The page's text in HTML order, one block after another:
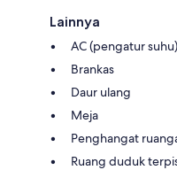
Lainnya
AC (pengatur suhu)
Brankas
Daur ulang
Meja
Penghangat
Ruang duduk